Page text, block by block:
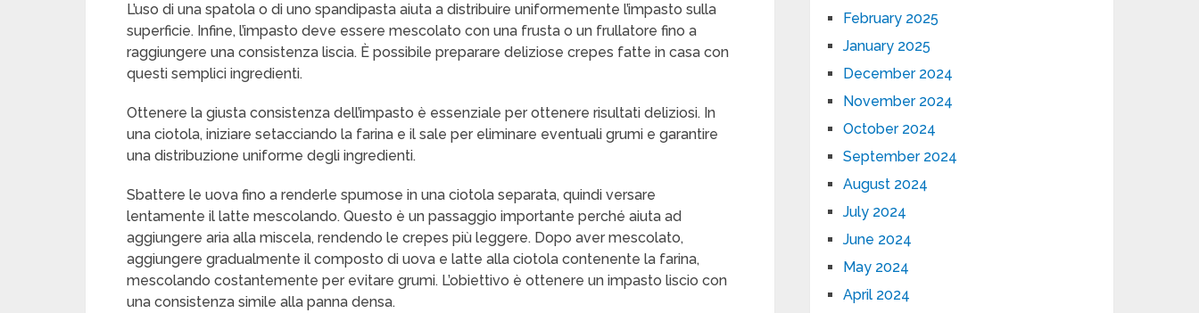
L’uso di una spatola o di uno spandipasta aiuta a distribuire uniformemente l’impasto sulla
superficie. Infine, l’impasto deve essere mescolato con una frusta o un frullatore fino a
raggiungere una consistenza liscia. È possibile preparare deliziose crepes fatte in casa con
questi semplici ingredienti.
Ottenere la giusta consistenza dell’impasto è essenziale per ottenere risultati deliziosi. In
una ciotola, iniziare setacciando la farina e il sale per eliminare eventuali grumi e garantire
una distribuzione uniforme degli ingredienti.
Sbattere le uova fino a renderle spumose in una ciotola separata, quindi versare
lentamente il latte mescolando. Questo è un passaggio importante perché aiuta ad
aggiungere aria alla miscela, rendendo le crepes più leggere. Dopo aver mescolato,
aggiungere gradualmente il composto di uova e latte alla ciotola contenente la farina,
mescolando costantemente per evitare grumi. L’obiettivo è ottenere un impasto liscio con
una consistenza simile alla panna densa.
February 2025
January 2025
December 2024
November 2024
October 2024
September 2024
August 2024
July 2024
June 2024
May 2024
April 2024